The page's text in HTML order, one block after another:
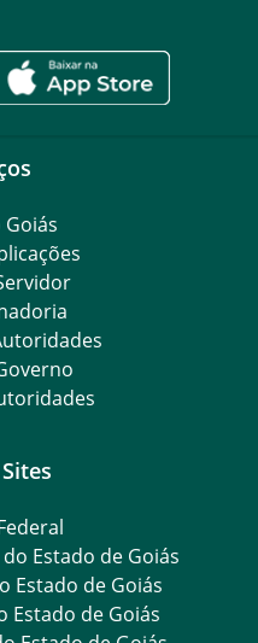
Goiás
Estado de Goiás
Estado de Goiás
Estado de Goiás